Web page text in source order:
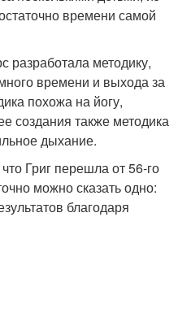
времени самой
разработала методику,
времени и выхода за
похожа на йогу,
создания также методика
дыхание.
Григ перешла от 56-го
можно сказать одно:
благодаря